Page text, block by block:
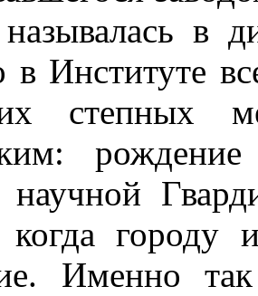
в
в Институте
степных
научной
городу
Именно